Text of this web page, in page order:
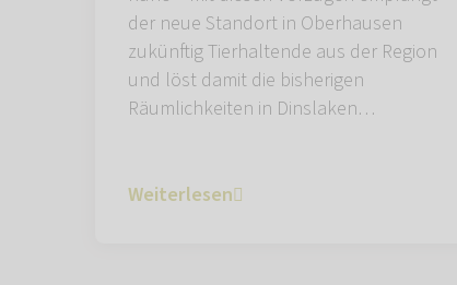
der neue Standort in Oberhausen
zukünftig Tierhaltende aus der Region
und löst damit die bisherigen
Räumlichkeiten in Dinslaken…
Weiterlesen